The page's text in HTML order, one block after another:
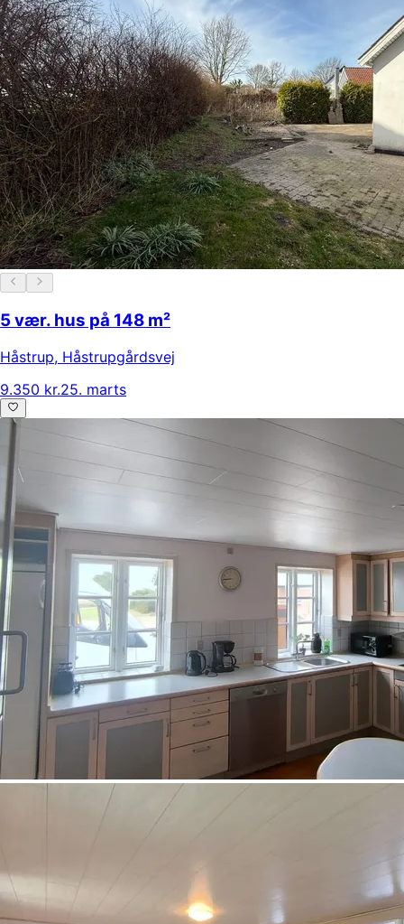
5 vær. hus på 148 m²
Håstrup, Håstrupgårdsvej
9.350 kr.25. marts